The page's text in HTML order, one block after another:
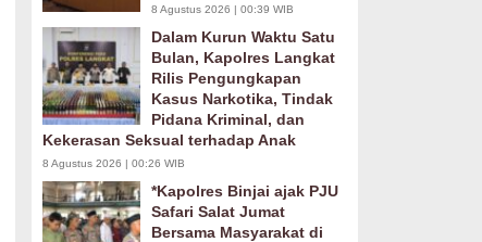
8 Agustus 2026 | 00:39 WIB
Dalam Kurun Waktu Satu
Bulan, Kapolres Langkat
Rilis Pengungkapan
Kasus Narkotika, Tindak
Pidana Kriminal, dan
Kekerasan Seksual terhadap Anak
8 Agustus 2026 | 00:26 WIB
*Kapolres Binjai ajak PJU
Safari Salat Jumat
Bersama Masyarakat di